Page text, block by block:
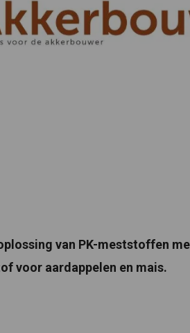
van PK-meststoffen
voor aardappelen en mais.